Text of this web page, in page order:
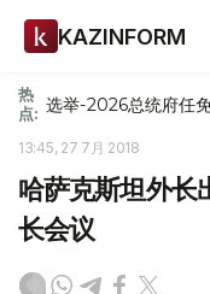
KAZINFORM
热
点: 选举-2026总统府任
13:45, 27 7月 2018
哈萨克斯坦外长
长会议